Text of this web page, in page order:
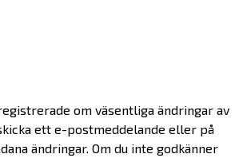
om väsentliga ändringar av
ett e-postmeddelande eller på
ändringar. Om du inte godkänner